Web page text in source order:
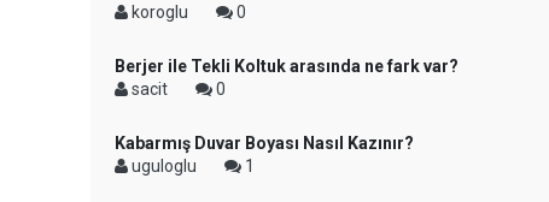
koroglu
0
Berjer ile Tekli Koltuk arasında ne fark var?
sacit
0
Kabarmış Duvar Boyası Nasıl Kazınır?
uguloglu
1